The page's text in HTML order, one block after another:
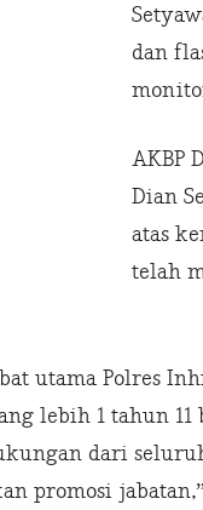
dan
AKBP
Dian
atas
telah
utama Polres
lebih 1 tahun
dari
promosi